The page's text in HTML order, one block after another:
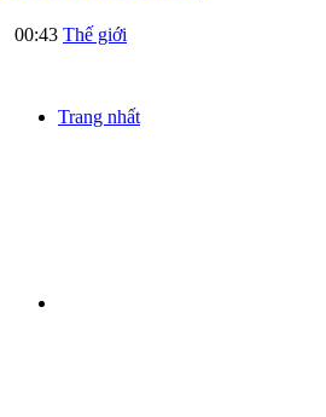
00:43 Thế giới
Trang nhất